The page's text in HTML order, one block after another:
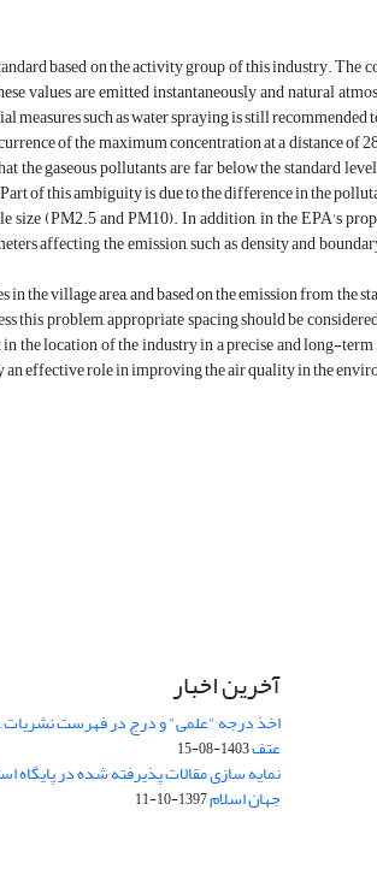
based on the activity group of this industry. The
values are emitted instantaneously and natural
such as water spraying is still recommended
of the maximum concentration at a distance of
the gaseous pollutants are far below the standard
of this ambiguity is due to the difference in the
size (PM2.5 and PM10). In addition, in the EPA's
affecting the emission, such as density and
the village area, and based on the emission from the
problem, appropriate spacing should be
the location of the industry in a precise and long-
effective role in improving the air quality in the
آخرین اخبار
اخذ درجه "علمی" و درج در فهرست نشریات
عتف1403-08-15
نمایه سازی مقالات پذیرفته شده در پایگاه
جهان اسلام1397-10-11